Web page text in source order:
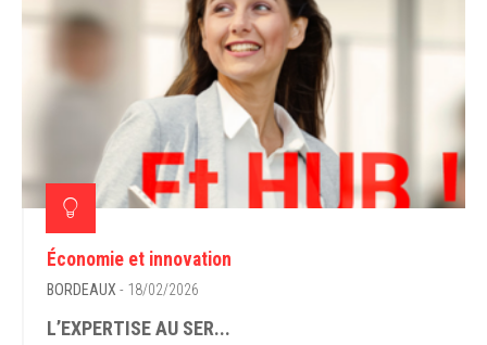
Économie et innovation
BORDEAUX - 18/02/2026
L’EXPERTISE AU SER...